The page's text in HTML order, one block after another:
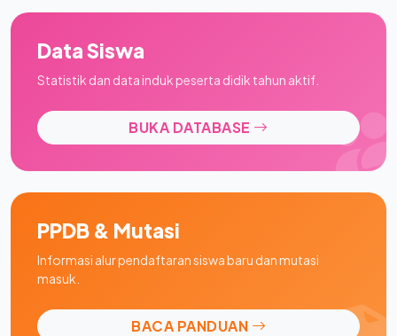
Data Siswa
Statistik dan data induk peserta didik tahun aktif.
BUKA DATABASE
PPDB & Mutasi
Informasi alur pendaftaran siswa baru dan mutasi
masuk.
BACA PANDUAN